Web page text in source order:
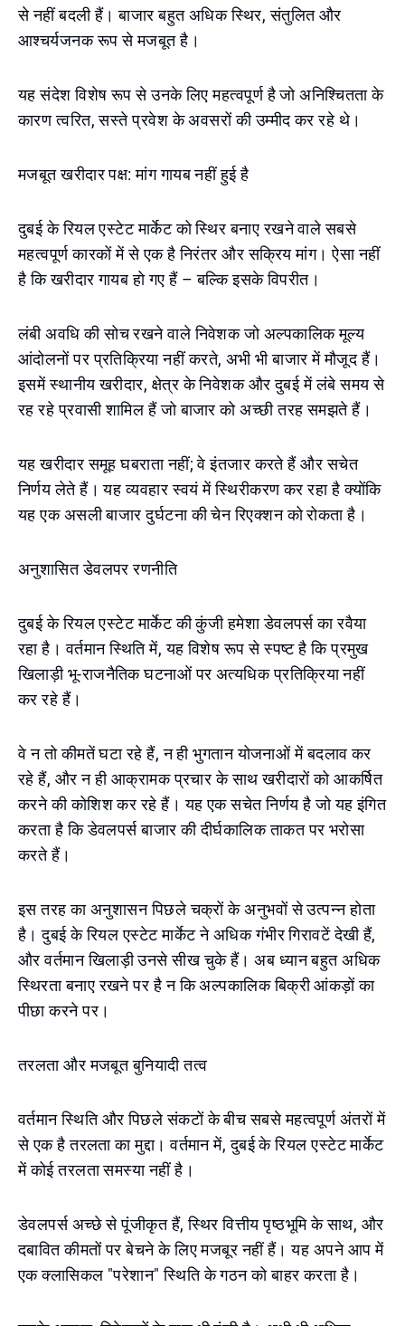
से नहीं बदली हैं। बाजार बहुत अधिक स्थिर, संतुलित और
आश्चर्यजनक रूप से मजबूत है।
यह संदेश विशेष रूप से उनके लिए महत्वपूर्ण है जो अनिश्चितता के
कारण त्वरित, सस्ते प्रवेश के अवसरों की उम्मीद कर रहे थे।
मजबूत खरीदार पक्ष: मांग गायब नहीं हुई है
दुबई के रियल एस्टेट मार्केट को स्थिर बनाए रखने वाले सबसे
महत्वपूर्ण कारकों में से एक है निरंतर और सक्रिय मांग। ऐसा नहीं
है कि खरीदार गायब हो गए हैं – बल्कि इसके विपरीत।
लंबी अवधि की सोच रखने वाले निवेशक जो अल्पकालिक मूल्य
आंदोलनों पर प्रतिक्रिया नहीं करते, अभी भी बाजार में मौजूद हैं।
इसमें स्थानीय खरीदार, क्षेत्र के निवेशक और दुबई में लंबे समय से
रह रहे प्रवासी शामिल हैं जो बाजार को अच्छी तरह समझते हैं।
यह खरीदार समूह घबराता नहीं; वे इंतजार करते हैं और सचेत
निर्णय लेते हैं। यह व्यवहार स्वयं में स्थिरीकरण कर रहा है क्योंकि
यह एक असली बाजार दुर्घटना की चेन रिएक्शन को रोकता है।
अनुशासित डेवलपर रणनीति
दुबई के रियल एस्टेट मार्केट की कुंजी हमेशा डेवलपर्स का रवैया
रहा है। वर्तमान स्थिति में, यह विशेष रूप से स्पष्ट है कि प्रमुख
खिलाड़ी भू-राजनैतिक घटनाओं पर अत्यधिक प्रतिक्रिया नहीं
कर रहे हैं।
वे न तो कीमतें घटा रहे हैं, न ही भुगतान योजनाओं में बदलाव कर
रहे हैं, और न ही आक्रामक प्रचार के साथ खरीदारों को आकर्षित
करने की कोशिश कर रहे हैं। यह एक सचेत निर्णय है जो यह इंगित
करता है कि डेवलपर्स बाजार की दीर्घकालिक ताकत पर भरोसा
करते हैं।
इस तरह का अनुशासन पिछले चक्रों के अनुभवों से उत्पन्न होता
है। दुबई के रियल एस्टेट मार्केट ने अधिक गंभीर गिरावटें देखी हैं,
और वर्तमान खिलाड़ी उनसे सीख चुके हैं। अब ध्यान बहुत अधिक
स्थिरता बनाए रखने पर है न कि अल्पकालिक बिक्री आंकड़ों का
पीछा करने पर।
तरलता और मजबूत बुनियादी तत्व
वर्तमान स्थिति और पिछले संकटों के बीच सबसे महत्वपूर्ण अंतरों में
से एक है तरलता का मुद्दा। वर्तमान में, दुबई के रियल एस्टेट मार्केट
में कोई तरलता समस्या नहीं है।
डेवलपर्स अच्छे से पूंजीकृत हैं, स्थिर वित्तीय पृष्ठभूमि के साथ, और
दबावित कीमतों पर बेचने के लिए मजबूर नहीं हैं। यह अपने आप में
एक क्लासिकल "परेशान" स्थिति के गठन को बाहर करता है।